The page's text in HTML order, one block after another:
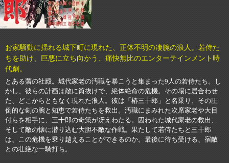
お家騒動に揺れる城下町に現れた、正体不明の凄腕の浪人。若侍た
ちを助け、巨悪に立ち向かう、痛快無比のエンターテインメント時
代劇。
とある藩の社殿。城代家老の汚職を暴こうと集まった9人の若侍たち。し
かし、彼らの計画は敵に筒抜けで、絶体絶命の危機。その場に居合わせ
た、どこからともなく現れた浪人。彼は「椿三十郎」と名乗り、その圧
倒的な剣の腕と知恵で若侍たちを救出。汚職にまみれた次席家老や大目
付らを相手に、三十郎の奇策が冴えわたる。囚われた城代家老の救出、
そして敵の懐に潜り込む大胆不敵な作戦。果たして若侍たちと三十郎
は、この危機を乗り越えることができるのか。最後に待ち受ける、宿敵
との壮絶な一騎打ち。